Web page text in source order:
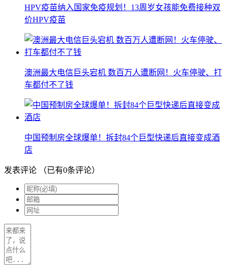
HPV疫苗纳入国家免疫规划！13周岁女孩能免费接种双
价HPV疫苗
澳洲最大电信巨头宕机 数百万人遭断网！火车停驶、打
车都付不了钱
中国预制房全球爆单！拆封84个巨型快递后直接变成酒
店
发表评论 （已有0条评论）